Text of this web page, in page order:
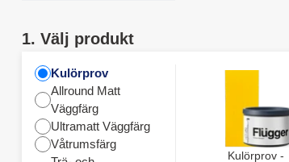
1. Välj produkt
Kulörprov
Allround Matt
Väggfärg
Ultramatt Väggfärg
Våtrumsfärg
Kulörprov -